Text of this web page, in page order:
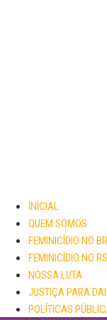
INICIAL
QUEM SOMOS
FEMINICÍDIO NO
FEMINICÍDIO NO RS
NOSSA LUTA
JUSTIÇA PARA
POLÍTICAS